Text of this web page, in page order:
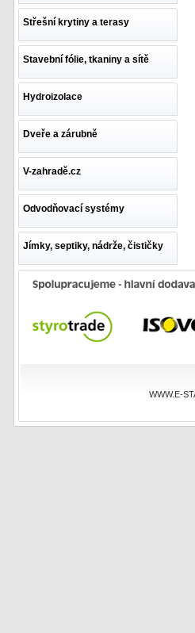
Střešní krytiny a terasy
Stavební fólie, tkaniny a sítě
Hydroizolace
Dveře a zárubně
V-zahradě.cz
Odvodňovací systémy
Jímky, septiky, nádrže, čističky
WWW.E-